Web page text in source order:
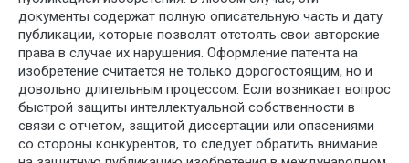
документы содержат полную описательную часть и дату
публикации, которые позволят отстоять свои авторские
права в случае их нарушения. Оформление патента на
изобретение считается не только дорогостоящим, но и
довольно длительным процессом. Если возникает вопрос
быстрой защиты интеллектуальной собственности в
связи с отчетом, защитой диссертации или опасениями
со стороны конкурентов, то следует обратить внимание